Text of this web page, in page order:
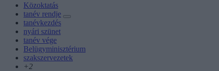
Közoktatás
tanév rendje
tanévkezdés
nyári szünet
tanév vége
Belügyminisztérium
szakszervezetek
+2